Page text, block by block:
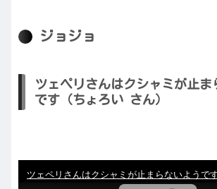
ジョジョ
ツェペリさんはクシャミが止ま
です（ちょろい さん）